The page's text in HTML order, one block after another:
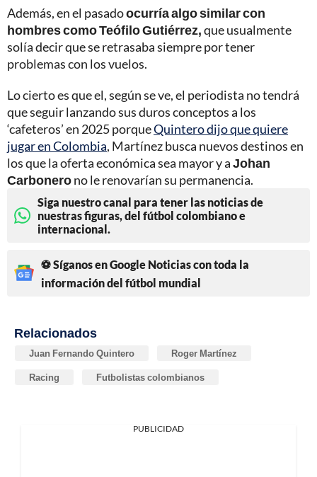
Además, en el pasadoocurría algo similar con
hombres como Teófilo Gutiérrez,que usualmente
solía decir que se retrasaba siempre por tener
problemas con los vuelos.
Lo cierto es que el, según se ve, el periodista no tendrá
que seguir lanzando sus duros conceptos a los
‘cafeteros’ en 2025 porqueQuintero dijo que quiere
jugar en Colombia, Martínez busca nuevos destinos en
los que la oferta económica sea mayor y aJohan
Carbonerono le renovarían su permanencia.
Siga nuestro canal para tener las noticias de
nuestras figuras, del fútbol colombiano e
internacional.
⚽ Síganos en Google Noticias con toda la
información del fútbol mundial
Relacionados
Juan Fernando Quintero Roger Martínez
Racing Futbolistas colombianos
PUBLICIDAD